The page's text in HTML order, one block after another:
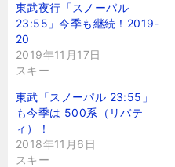
東武夜行「スノーパル
23:55」今季も継続！2019-
20
2019年11月17日
スキー
東武「スノーパル 23:55」
も今季は 500系（リバテ
ィ）！
2018年11月6日
スキー